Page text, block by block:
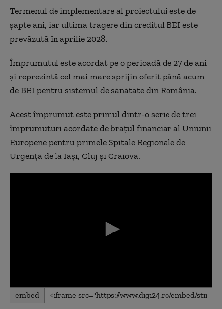
Termenul de implementare al proiectului este de
șapte ani, iar ultima tragere din creditul BEI este
prevăzută în aprilie 2028.
Împrumutul este acordat pe o perioadă de 27 de ani
și reprezintă cel mai mare sprijin oferit până acum
de BEI pentru sistemul de sănătate din România.
Acest împrumut este primul dintr-o serie de trei
împrumuturi acordate de brațul financiar al Uniunii
Europene pentru primele Spitale Regionale de
Urgență de la Iași, Cluj și Craiova.
0
seconds
embed